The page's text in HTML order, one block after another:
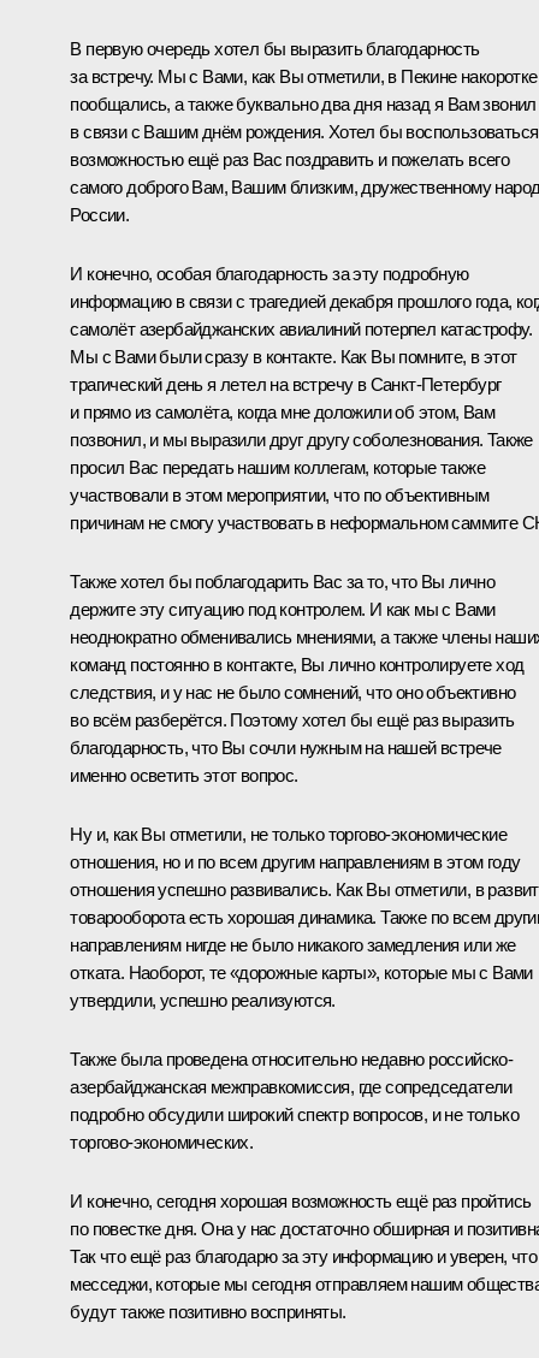
В первую очередь хотел бы выразить благодарность
за встречу. Мы с Вами, как Вы отметили, в Пекине накоротке
пообщались, а также буквально два дня назад я Вам звонил
в связи с Вашим днём рождения. Хотел бы воспользоваться
возможностью ещё раз Вас поздравить и пожелать всего
самого доброго Вам, Вашим близким, дружественному
России.
И конечно, особая благодарность за эту подробную
информацию в связи с трагедией декабря прошлого года,
самолёт азербайджанских авиалиний потерпел катастрофу.
Мы с Вами были сразу в контакте. Как Вы помните, в этот
трагический день я летел на встречу в Санкт-Петербург
и прямо из самолёта, когда мне доложили об этом, Вам
позвонил, и мы выразили друг другу соболезнования. Также
просил Вас передать нашим коллегам, которые также
участвовали в этом мероприятии, что по объективным
причинам не смогу участвовать в неформальном саммите
Также хотел бы поблагодарить Вас за то, что Вы лично
держите эту ситуацию под контролем. И как мы с Вами
неоднократно обменивались мнениями, а также члены
команд постоянно в контакте, Вы лично контролируете ход
следствия, и у нас не было сомнений, что оно объективно
во всём разберётся. Поэтому хотел бы ещё раз выразить
благодарность, что Вы сочли нужным на нашей встрече
именно осветить этот вопрос.
Ну и, как Вы отметили, не только торгово-экономические
отношения, но и по всем другим направлениям в этом году
отношения успешно развивались. Как Вы отметили, в
товарооборота есть хорошая динамика. Также по всем
направлениям нигде не было никакого замедления или же
отката. Наоборот, те «дорожные карты», которые мы с Вами
утвердили, успешно реализуются.
Также была проведена относительно недавно российско-
азербайджанская межправкомиссия, где сопредседатели
подробно обсудили широкий спектр вопросов, и не только
торгово-экономических.
И конечно, сегодня хорошая возможность ещё раз пройтись
по повестке дня. Она у нас достаточно обширная и
Так что ещё раз благодарю за эту информацию и уверен, что
месседжи, которые мы сегодня отправляем нашим
будут также позитивно восприняты.